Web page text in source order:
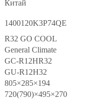
Китай
1400120K3P74QE
R32 GO COOL
General Climate
GC-R12HR32
GU-R12H32
805×285×194
720(790)×495×270